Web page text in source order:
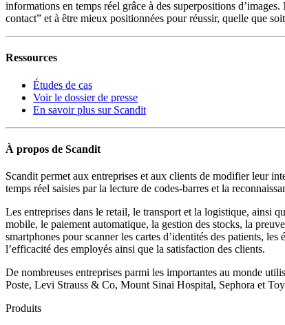
informations en temps réel grâce à des superpositions
contact” et à être mieux positionnées pour réussir, quelle que
Ressources
Études de cas
Voir le dossier de presse
En savoir plus sur Scandit
À propos de Scandit
Scandit permet aux entreprises et aux clients de modifier leur
temps réel saisies par la lecture de codes-barres et la
Les entreprises dans le retail, le transport et la logistique, ainsi
mobile, le paiement automatique, la gestion des stocks, la
smartphones pour scanner les cartes d’identités des patients,
l’efficacité des employés ainsi que la satisfaction des clients.
De nombreuses entreprises parmi les importantes au monde
Poste, Levi Strauss & Co, Mount Sinai Hospital, Sephora et
Produits